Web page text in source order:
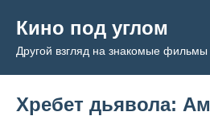
содержимому
Кино под углом
Другой взгляд на знакомые фильмы
Хребет дьявола: